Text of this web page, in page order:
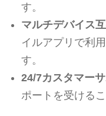
す。
マルチデバイス
イルアプリで利
す。
24/7カスタマー
ポートを受ける